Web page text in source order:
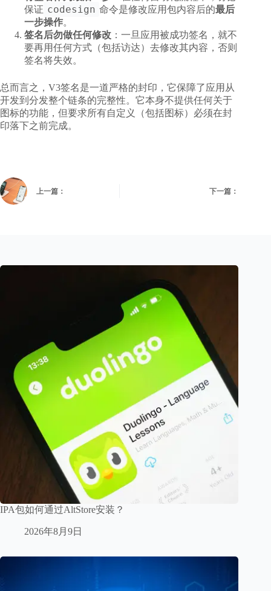
保证 codesign 命令是修改应用包内容后的最后
一步操作。
签名后勿做任何修改 ：一旦应用被成功签名，就不
要再用任何方式（包括访达）去修改其内容，否则
签名将失效。
总而言之，V3签名是一道严格的封印，它保障了应用从
开发到分发整个链条的完整性。它本身不提供任何关于
图标的功能，但要求所有自定义（包括图标）必须在封
印落下之前完成。
上一篇： 下一篇：
IPA包如何通过AltStore安装？
2026年8月9日